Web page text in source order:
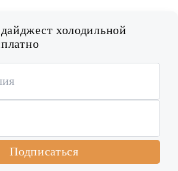
холодильной
Подписаться